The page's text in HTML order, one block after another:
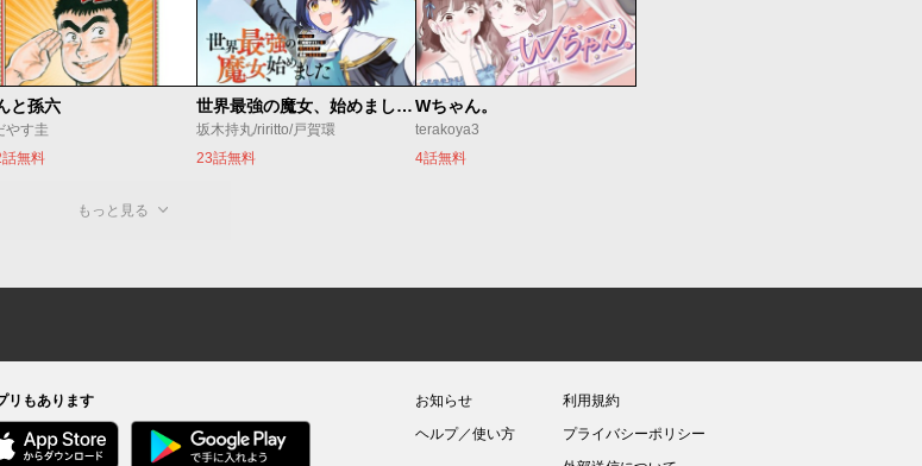
と孫六
やす圭
無料
世界最強の魔女、始めました ～私だけ『攻略サイト』を見れる世界で自由に生きます～
坂木持丸/riritto/戸賀環
23話無料
Wちゃん。
terakoya3
4話無料
もっと見る
リもあります
お知らせ
ヘルプ／使い方
利用規約
プライバシーポリシー